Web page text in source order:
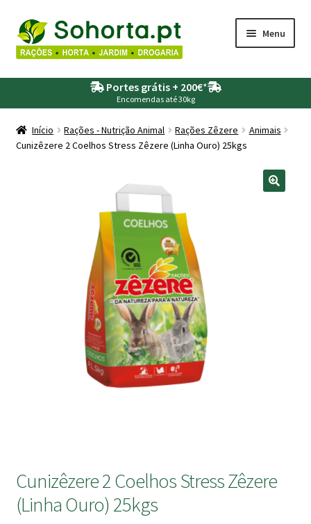
Ir
para
a
navegação
Saltar
para
o
conteúdo
Menu
Agricultura
Drogaria
Depósitos – Fossas
Portes grátis + 200€*
Encomendas até 30kg
Início Rações - Nutrição Animal Rações Zêzere
Animais
Cunizêzere 2 Coelhos Stress Zêzere (Linha Ouro) 25kgs
Cunizêzere 2 Coelhos Stress Zêzere
(Linha Ouro) 25kgs